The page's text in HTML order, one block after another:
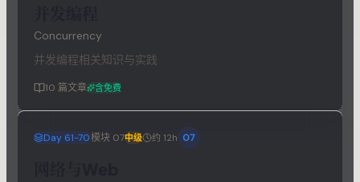
Concurrency
并发编程相关知识与实践
10 篇文章 含免费
Day 61-70模块 07中级 约 12h 07